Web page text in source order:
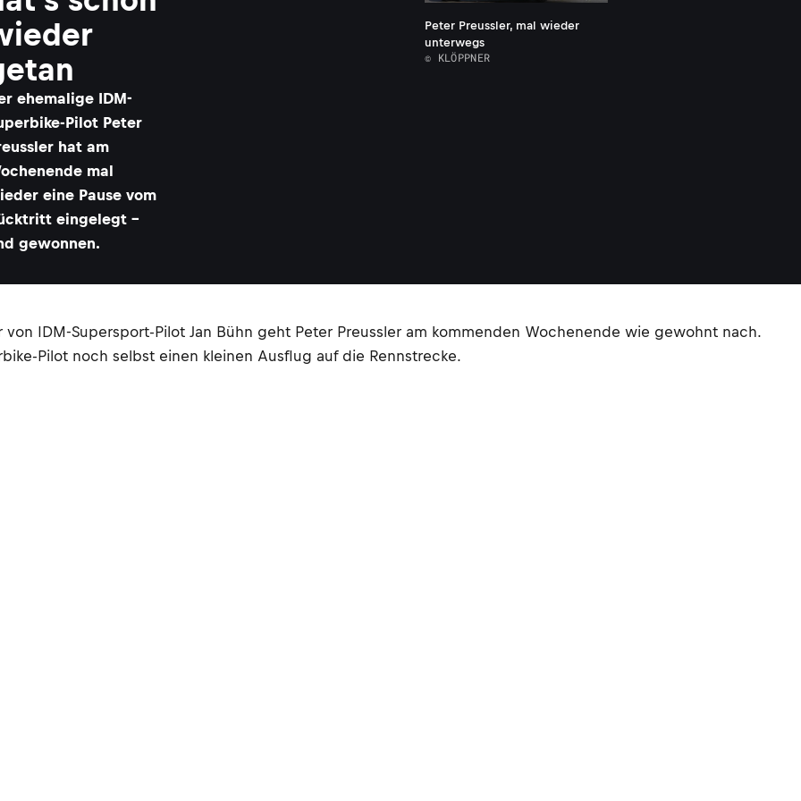
ehemalige IDM-
Pilot Peter
hat am
mal
eine Pause vom
eingelegt –
gewonnen.
Peter Preussler, mal wieder
unterwegs
© KLÖPPNER
IDM-Supersport-Pilot Jan Bühn geht Peter Preussler am kommenden Wochenende wie gewohnt nach.
Pilot noch selbst einen kleinen Ausflug auf die Rennstrecke.